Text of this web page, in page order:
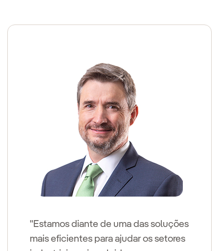
"Estamos diante de uma das soluções
mais eficientes para ajudar os setores